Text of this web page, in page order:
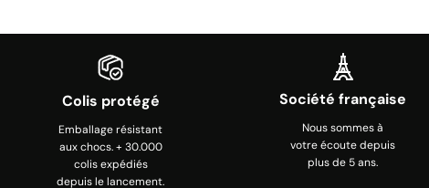
Colis protégé
Emballage résistant
aux chocs. + 30.000
colis expédiés
depuis le lancement.
Société française
Nous sommes à
votre écoute depuis
plus de 5 ans.